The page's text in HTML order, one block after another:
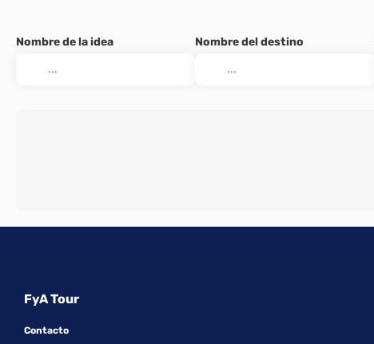
Nombre de la idea Nombre del destino
FyA Tour
Contacto